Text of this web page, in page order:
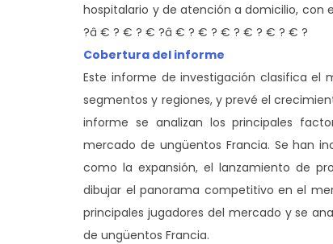
hospitalario y de atención a domicilio, con
?â € ? € ? € ?â € ? € ? € ? € ? € ? € ?
Cobertura del informe
Este informe de investigación clasifica el
segmentos y regiones, y prevé el
informe se analizan los principales
mercado de ungüentos Francia. Se han
como la expansión, el lanzamiento de
dibujar el panorama competitivo en el
principales jugadores del mercado y se
de ungüentos Francia.